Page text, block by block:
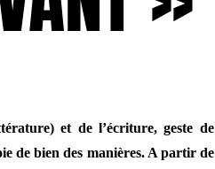
et de l’écriture, geste de
de bien des manières. A partir de